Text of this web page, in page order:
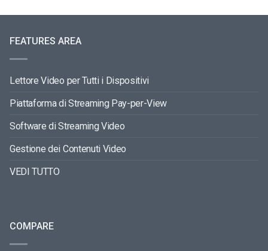
FEATURES AREA
Lettore Video per Tutti i Dispositivi
Piattaforma di Streaming Pay-per-View
Software di Streaming Video
Gestione dei Contenuti Video
VEDI TUTTO
COMPARE